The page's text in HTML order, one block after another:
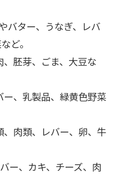
バター、うなぎ、レバ
ど。
胚芽、ごま、大豆な
、乳製品、緑黄色野菜
肉類、レバー、卵、牛
ー、カキ、チーズ、肉